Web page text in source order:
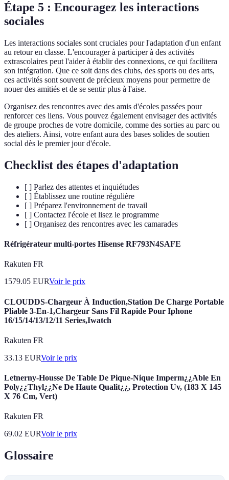
Étape 5 : Encouragez les interactions
sociales
Les interactions sociales sont cruciales pour l'adaptation d'un enfant
au retour en classe. L'encourager à participer à des activités
extrascolaires peut l'aider à établir des connexions, ce qui facilitera
son intégration. Que ce soit dans des clubs, des sports ou des arts,
ces activités sont souvent de précieux moyens pour permettre de
nouer des amitiés et de se sentir plus à l'aise.
Organisez des rencontres avec des amis d'écoles passées pour
renforcer ces liens. Vous pouvez également envisager des activités
de groupe proches de votre domicile, comme des sorties au parc ou
des ateliers. Ainsi, votre enfant aura des bases solides de soutien
social dès le premier jour d'école.
Checklist des étapes d'adaptation
[ ] Parlez des attentes et inquiétudes
[ ] Établissez une routine régulière
[ ] Préparez l'environnement de travail
[ ] Contactez l'école et lisez le programme
[ ] Organisez des rencontres avec les camarades
Réfrigérateur multi-portes Hisense RF793N4SAFE
Rakuten FR
1579.05 EURVoir le prix
CLOUDDS-Chargeur À Induction,Station De Charge Portable
Pliable 3-En-1,Chargeur Sans Fil Rapide Pour Iphone
16/15/14/13/12/11 Series,Iwatch
Rakuten FR
33.13 EURVoir le prix
Letnerny-Housse De Table De Pique-Nique Imperm¿¿Able En
Poly¿¿Thyl¿¿Ne De Haute Qualit¿¿, Protection Uv, (183 X 145
X 76 Cm, Vert)
Rakuten FR
69.02 EURVoir le prix
Glossaire